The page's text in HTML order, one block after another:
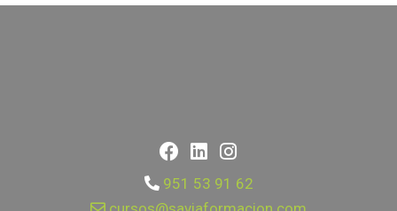
951 53 91 62